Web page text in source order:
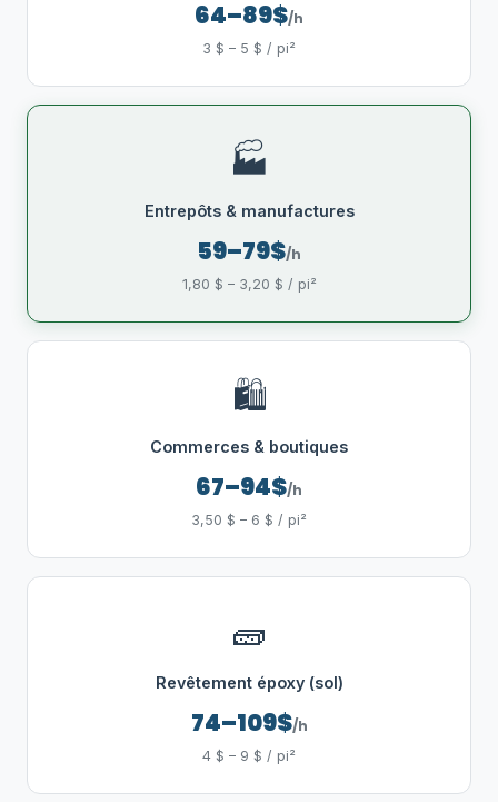
64–89$/h
3 $ – 5 $ / pi²
🏭
Entrepôts & manufactures
59–79$/h
1,80 $ – 3,20 $ / pi²
🛍️
Commerces & boutiques
67–94$/h
3,50 $ – 6 $ / pi²
🧱
Revêtement époxy (sol)
74–109$/h
4 $ – 9 $ / pi²